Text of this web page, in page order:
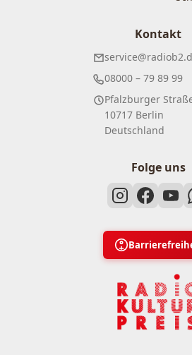
Kontakt
08000 – 79 89 99
Pfalzburger
10717 Berlin
Deutschland
Folge uns